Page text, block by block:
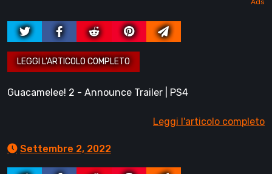
Guacamelee! 2 - Announce Trailer | PS4
Leggi l'articolo completo
Settembre 2, 2022